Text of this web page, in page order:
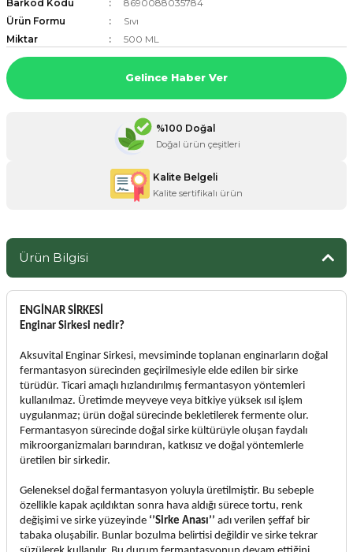
ÜRÜNLERİ
Barkod Kodu
8690088035784
Ürün Formu
Sıvı
Miktar
500 ML
Gelince Haber Ver
%100 Doğal
Doğal ürün çeşitleri
Kalite Belgeli
Kalite sertifikalı ürün
Ürün Bilgisi
ENGİNAR SİRKESİ
Enginar Sirkesi nedir?
Aksuvital Enginar Sirkesi, mevsiminde toplanan enginarların doğal
fermantasyon sürecinden geçirilmesiyle elde edilen bir sirke
türüdür. Ticari amaçlı hızlandırılmış fermantasyon yöntemleri
kullanılmaz. Üretimde meyveye veya bitkiye yüksek ısıl işlem
uygulanmaz; ürün doğal sürecinde bekletilerek fermente olur.
Fermantasyon sürecinde doğal sirke kültürüyle oluşan faydalı
mikroorganizmaları barındıran, katkısız ve doğal yöntemlerle
üretilen bir sirkedir.
Geleneksel doğal fermantasyon yoluyla üretilmiştir. Bu sebeple
özellikle kapak açıldıktan sonra hava aldığı sürece tortu, renk
değişimi ve sirke yüzeyinde ‘’Sirke Anası’’ adı verilen şeffaf bir
tabaka oluşabilir. Bunlar bozulma belirtisi değildir ve sirke tekrar